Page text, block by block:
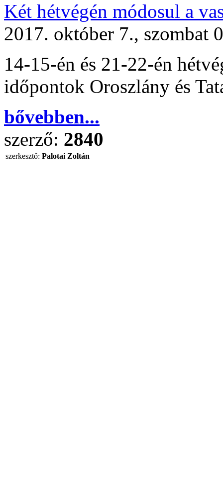
Két hétvégén módosul a
2017. október 7., szombat
14-15-én és 21-22-én
időpontok Oroszlány és
bővebben...
szerző: 2840
szerkesztő: Palotai Zoltán